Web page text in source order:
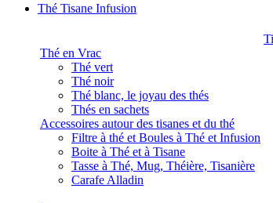
Thé Tisane Infusion
Thé en Vrac
Thé vert
Thé noir
Thé blanc, le joyau des thés
Thés en sachets
Accessoires autour des tisanes et du thé
Filtre à thé et Boules à Thé et Infusion
Boite à Thé et à Tisane
Tasse à Thé, Mug, Théière, Tisanière
Carafe Alladin